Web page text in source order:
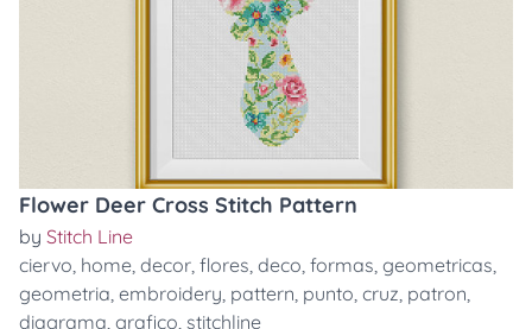
Flower Deer Cross Stitch Pattern
by Stitch Line
ciervo, home, decor, flores, deco, formas, geometricas,
geometria, embroidery, pattern, punto, cruz, patron,
diagrama, grafico, stitchline